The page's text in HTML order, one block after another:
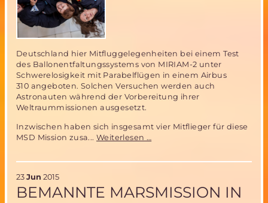
Deutschland hier Mitfluggelegenheiten bei einem Test
des Ballonentfaltungssystems von MIRIAM-2 unter
Schwerelosigkeit mit Parabelflügen in einem Airbus
310 angeboten. Solchen Versuchen werden auch
Astronauten während der Vorbereitung ihrer
Weltraummissionen ausgesetzt.
Inzwischen haben sich insgesamt vier Mitflieger für diese
MSD Mission zusa...Weiterlesen …
weiterhin
23 Jun 2015
BEMANNTE MARSMISSION IN